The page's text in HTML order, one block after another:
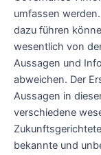
umfassen
dazu führen
wesentlich von
Aussagen und
abweichen. Der
Aussagen in
verschiedene
bekannte und